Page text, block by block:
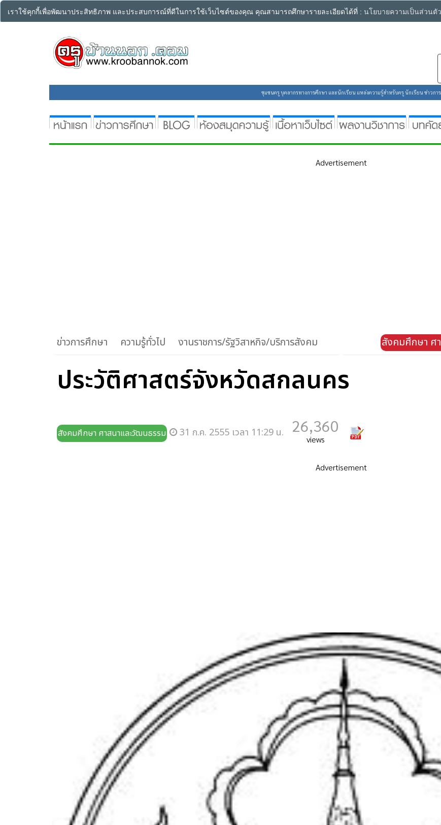
เราใช้คุกกี้เพื่อพัฒนาประสิทธิภาพ และประสบการณ์ที่ดีในการใช้เว็บไซต์ของคุณ คุณสามารถศึกษารายละเอียดได้ที่ : นโยบายความเป็นส่วนตัว
ชุมชนครู บุคลากรทางการศึกษา และนักเรียน แหล่งความรู้สำหรับครู นักเรียน ข่าว
Advertisement
ข่าวการศึกษา ความรู้ทั่วไป งานราชการ/รัฐวิสาหกิจ/บริการสังคม สังคมศึกษา ศ
ประวัติศาสตร์จังหวัดสกลนคร
สังคมศึกษา ศาสนาและวัฒนธรรม 31 ก.ค. 2555 เวลา 11:29 น. 26,360
views
Advertisement